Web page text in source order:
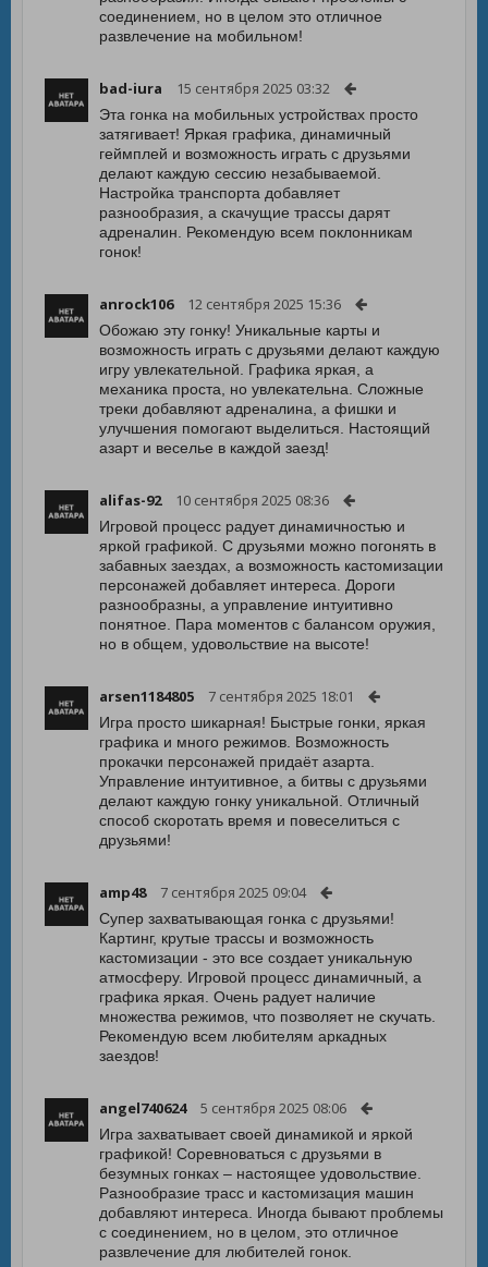
соединением, но в целом это отличное
развлечение на мобильном!
bad-iura 15 сентября 2025 03:32
Эта гонка на мобильных устройствах просто
затягивает! Яркая графика, динамичный
геймплей и возможность играть с друзьями
делают каждую сессию незабываемой.
Настройка транспорта добавляет
разнообразия, а скачущие трассы дарят
адреналин. Рекомендую всем поклонникам
гонок!
anrock106 12 сентября 2025 15:36
Обожаю эту гонку! Уникальные карты и
возможность играть с друзьями делают каждую
игру увлекательной. Графика яркая, а
механика проста, но увлекательна. Сложные
треки добавляют адреналина, а фишки и
улучшения помогают выделиться. Настоящий
азарт и веселье в каждой заезд!
alifas-92 10 сентября 2025 08:36
Игровой процесс радует динамичностью и
яркой графикой. С друзьями можно погонять в
забавных заездах, а возможность кастомизации
персонажей добавляет интереса. Дороги
разнообразны, а управление интуитивно
понятное. Пара моментов с балансом оружия,
но в общем, удовольствие на высоте!
arsen1184805 7 сентября 2025 18:01
Игра просто шикарная! Быстрые гонки, яркая
графика и много режимов. Возможность
прокачки персонажей придаёт азарта.
Управление интуитивное, а битвы с друзьями
делают каждую гонку уникальной. Отличный
способ скоротать время и повеселиться с
друзьями!
amp48 7 сентября 2025 09:04
Супер захватывающая гонка с друзьями!
Картинг, крутые трассы и возможность
кастомизации - это все создает уникальную
атмосферу. Игровой процесс динамичный, а
графика яркая. Очень радует наличие
множества режимов, что позволяет не скучать.
Рекомендую всем любителям аркадных
заездов!
angel740624 5 сентября 2025 08:06
Игра захватывает своей динамикой и яркой
графикой! Соревноваться с друзьями в
безумных гонках – настоящее удовольствие.
Разнообразие трасс и кастомизация машин
добавляют интереса. Иногда бывают проблемы
с соединением, но в целом, это отличное
развлечение для любителей гонок.